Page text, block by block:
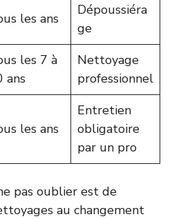
les ans
Dépoussiéra
ge
les 7 à
ans
Nettoyage
professionnel
les ans
Entretien
obligatoire
par un pro
pas oublier est de
au changement